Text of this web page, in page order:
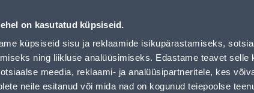
on kasutatud küpsiseid.
küpsiseid sisu ja reklaamide isikupärastamiseks,
ning liikluse analüüsimiseks. Edastame teavet
meedia, reklaami- ja analüüsipartneritele, kes
neile esitanud või mida nad on kogunud teiepoolse
- Bauhof has loaded
клиентов Обслуживание частных клиентов
ПОИСК